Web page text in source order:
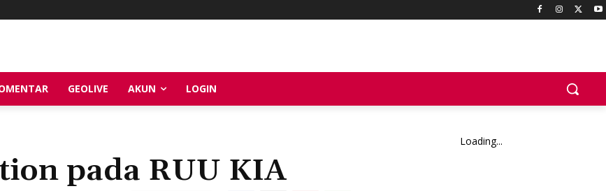
GEOLIVE AKUN LOGIN
pada RUU KIA
Loading...